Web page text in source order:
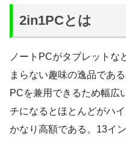
2in1PCとは
ノートPCがタブレットな
まらない趣味の逸品であ
PCを兼用できるため幅広
チになるとほとんどがハ
かなり高額である。13イ